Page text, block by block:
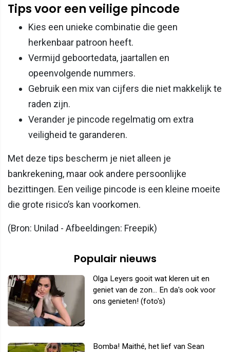
Tips voor een veilige pincode
Kies een unieke combinatie die geen
herkenbaar patroon heeft.
Vermijd geboortedata, jaartallen en
opeenvolgende nummers.
Gebruik een mix van cijfers die niet makkelijk te
raden zijn.
Verander je pincode regelmatig om extra
veiligheid te garanderen.
Met deze tips bescherm je niet alleen je
bankrekening, maar ook andere persoonlijke
bezittingen. Een veilige pincode is een kleine moeite
die grote risico’s kan voorkomen.
(Bron: Unilad - Afbeeldingen: Freepik)
Populair nieuws
Olga Leyers gooit wat kleren uit en
geniet van de zon... En da's ook voor
ons genieten! (foto's)
Bomba! Maithé, het lief van Sean